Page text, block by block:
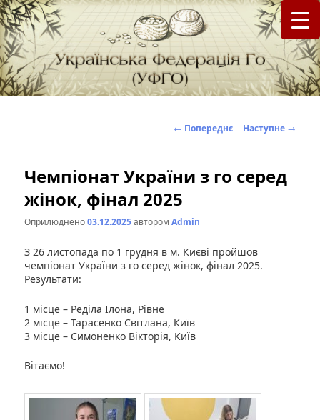
Українська Федерація Го (УФГО)
федерація Го (Бадук, Вейці) в Україні
Навігація
← Попереднє Наступне →
Чемпіонат України з го серед
жінок, фінал 2025
Оприлюднено03.12.2025авторомAdmin
З 26 листопада по 1 грудня в м. Києві пройшов
чемпіонат України з го серед жінок, фінал 2025.
Результати:
1 місце – Реділа Ілона, Рівне
2 місце – Тарасенко Світлана, Київ
3 місце – Симоненко Вікторія, Київ
Вітаємо!